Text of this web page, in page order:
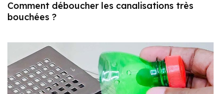
Comment déboucher les canalisations très
bouchées ?